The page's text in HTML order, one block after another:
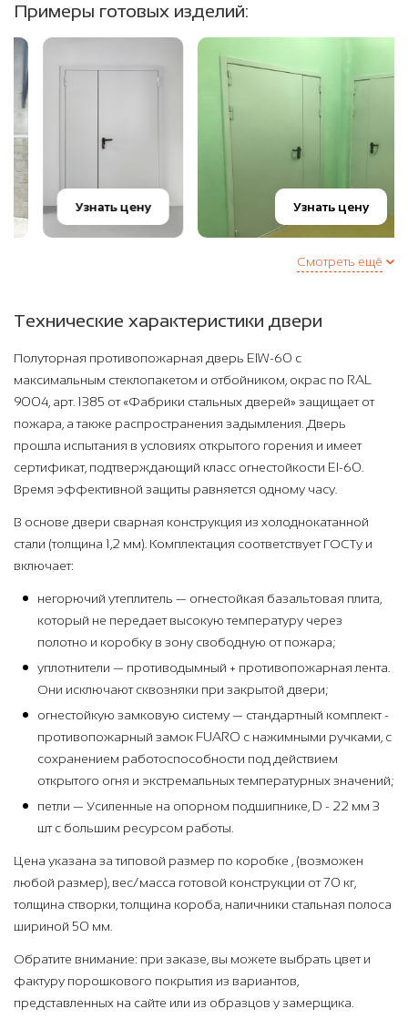
Примеры готовых изделий:
Узнать цену Узнать цену
Смотреть ещё
Технические характеристики двери
Полуторная противопожарная дверь EIW-60 с
максимальным стеклопакетом и отбойником, окрас по RAL
9004, арт. 1385 от «Фабрики стальных дверей» защищает от
пожара, а также распространения задымления. Дверь
прошла испытания в условиях открытого горения и имеет
сертификат, подтверждающий класс огнестойкости EI-60.
Время эффективной защиты равняется одному часу.
В основе двери сварная конструкция из холоднокатанной
стали (толщина 1,2 мм). Комплектация соответствует ГОСТу и
включает:
негорючий утеплитель — огнестойкая базальтовая плита,
который не передает высокую температуру через
полотно и коробку в зону свободную от пожара;
уплотнители — противодымный + противопожарная лента.
Они исключают сквозняки при закрытой двери;
огнестойкую замковую систему — стандартный комплект -
противопожарный замок FUARO с нажимными ручками, с
сохранением работоспособности под действием
открытого огня и экстремальных температурных значений;
петли — Усиленные на опорном подшипнике, D - 22 мм 3
шт с большим ресурсом работы.
Цена указана за типовой размер по коробке , (возможен
любой размер), вес/масса готовой конструкции от 70 кг,
толщина створки, толщина короба, наличники стальная полоса
шириной 50 мм.
Обратите внимание: при заказе, вы можете выбрать цвет и
фактуру порошкового покрытия из вариантов,
представленных на сайте или из образцов у замерщика.